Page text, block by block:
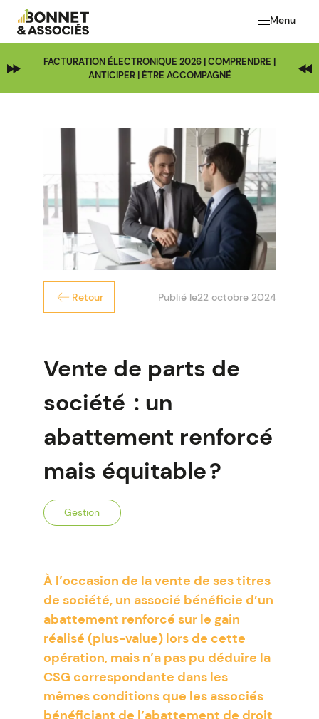
Menu
FACTURATION ÉLECTRONIQUE 2026 | COMPRENDRE |
ANTICIPER | ÊTRE ACCOMPAGNÉ
Retour Publié le22 octobre 2024
Vente de parts de
société : un
abattement renforcé
mais équitable ?
Gestion
À l’occasion de la vente de ses titres
de société, un associé bénéficie d’un
abattement renforcé sur le gain
réalisé (plus-value) lors de cette
opération, mais n’a pas pu déduire la
CSG correspondante dans les
mêmes conditions que les associés
bénéficiant de l’abattement de droit